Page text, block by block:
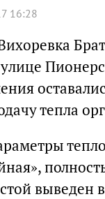
16:28
тепла
выведен